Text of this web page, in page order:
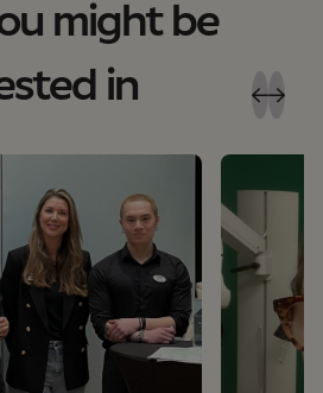
might be
in